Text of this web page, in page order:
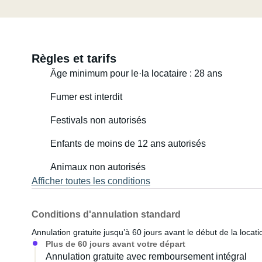
Règles et tarifs
Âge minimum pour le·la locataire : 28 ans
Fumer est interdit
Festivals non autorisés
Enfants de moins de 12 ans autorisés
Animaux non autorisés
Afficher toutes les conditions
Conditions d'annulation standard
Annulation gratuite jusqu’à 60 jours avant le début de la
Plus de 60 jours avant votre départ
Annulation gratuite avec remboursement intégral